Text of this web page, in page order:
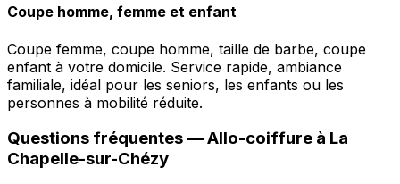
Coupe homme, femme et enfant
Coupe femme, coupe homme, taille de barbe, coupe
enfant à votre domicile. Service rapide, ambiance
familiale, idéal pour les seniors, les enfants ou les
personnes à mobilité réduite.
Questions fréquentes —Allo-coiffure à La
Chapelle-sur-Chézy